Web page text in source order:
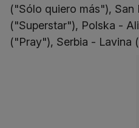
("Sólo quiero más"), San
("Superstar"), Polska -
("Pray"), Serbia - Lavina